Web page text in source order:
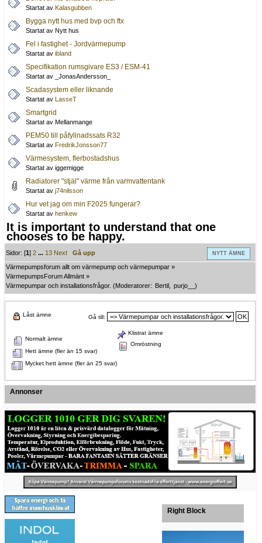
Startat av Kalasgubben
Bygga nytt hus med bvp och ftx
Startat av Nytt hus
Fel i fastighet - Jordvärmepump
Startat av ibland
Specifikation rumsgivare ES3 / ESM-41
Startat av _JonasAndersson_
Scadasystem eller liknande
Startat av LasseT
Smartgrid
Startat av Mellanmange
PEM50 till påfyllnadssats R32
Startat av FredrikJonsson77
Värmesystem, flerbostadshus
Startat av iggemigge
Radiatorer "stjäl" värme från varmvattentank
Startat av j74nilsson
Hur vet jag om min F2025 fungerar?
Startat av henkew
It is important to understand that one
chooses to be happy.
NYTT ÄMNE
Sidor: [1]2 ...13 Next
Gå upp
Värmepumpsforum allt om värmepump och värmepumpar »
VärmepumpsForum Allmänt »
Värmepumpar och installationsfrågor. (Moderatorer: Bertil purjo__ )
Gå till:
Normalt ämne
Hett ämne (fler än 15 svar)
Mycket hett ämne (fler än 25 svar)
Låst ämne
Klistrat ämne
Omröstning
Annonser
Right Block